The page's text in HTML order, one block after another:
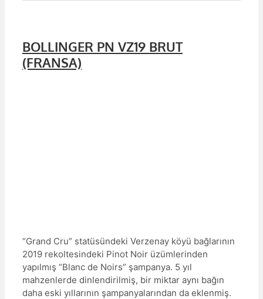
BOLLINGER PN VZ19 BRUT
(FRANSA)
“Grand Cru” statüsündeki Verzenay köyü bağlarının
2019 rekoltesindeki Pinot Noir üzümlerinden
yapılmış “Blanc de Noirs” şampanya. 5 yıl
mahzenlerde dinlendirilmiş, bir miktar aynı bağın
daha eski yıllarının şampanyalarından da eklenmiş.